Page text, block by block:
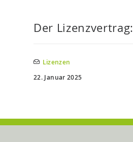
Der
Lizenzen
22. Januar 2025